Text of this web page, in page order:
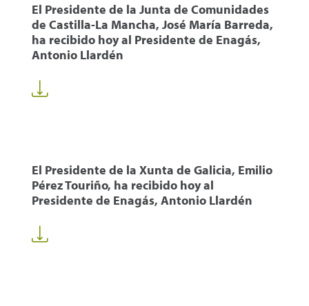
El Presidente de la Junta de Comunidades
de Castilla-La Mancha, José María Barreda,
ha recibido hoy al Presidente de Enagás,
Antonio Llardén
El Presidente de la Xunta de Galicia, Emilio
Pérez Touriño, ha recibido hoy al
Presidente de Enagás, Antonio Llardén